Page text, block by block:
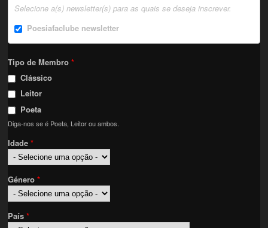
Selecione a(s) newsletter(s) para as quais se deseja inscrever.
Poesiafaclube newsletter
Tipo de Membro*
Clássico
Leitor
Poeta
Diga-nos se é Poeta, Leitor ou ambos.
Idade*
Género*
País*